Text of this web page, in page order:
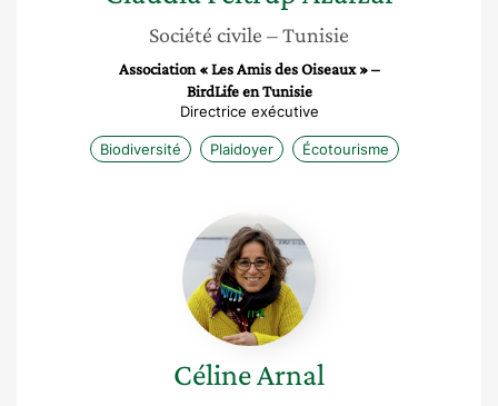
Société civile – Tunisie
Association « Les Amis des Oiseaux » –
BirdLife en Tunisie
Directrice exécutive
Biodiversité Plaidoyer Écotourisme
Céline
Arnal
CélineArnal